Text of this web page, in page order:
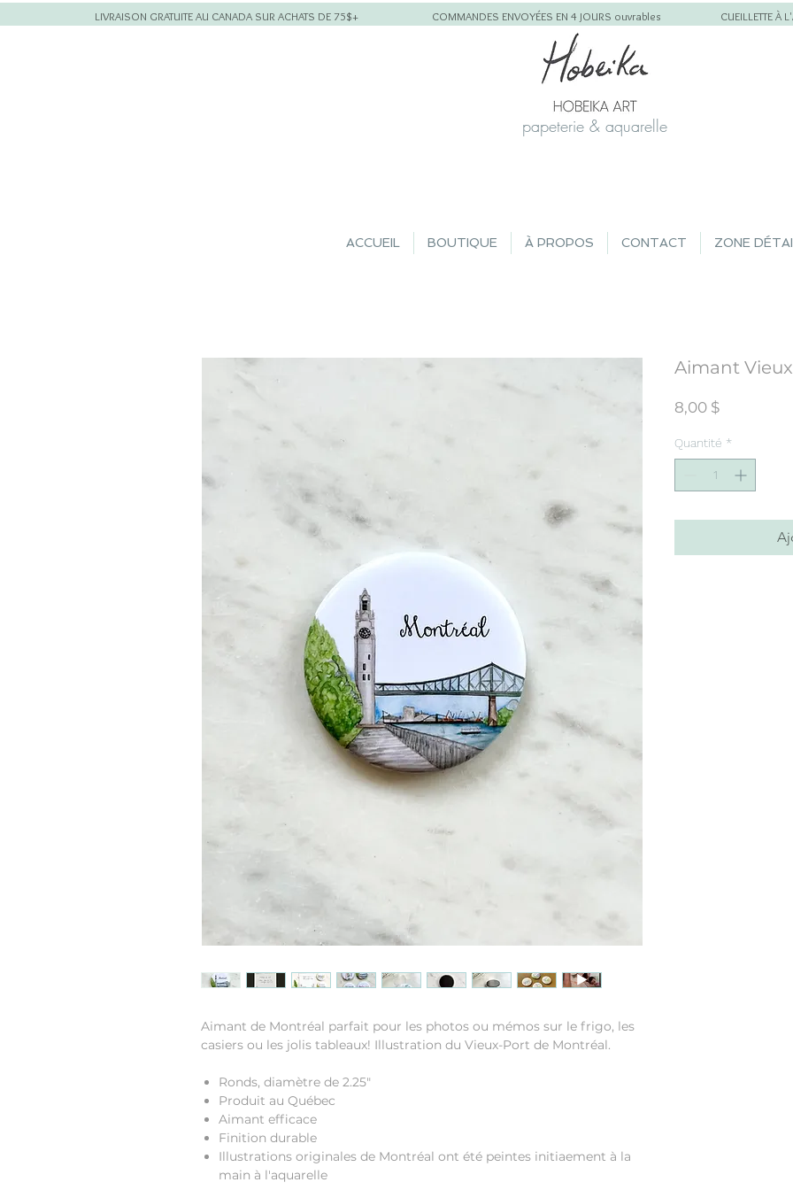
LIVRAISON GRATUITE AU CANADA SUR ACHATS DE 75$+ COMMANDES ENVOYÉES EN 4 JOURS ouvrables CUEILLETTE À
papeterie & aquarelle
ACCUEIL BOUTIQUE À PROPOS CONTACT ZONE
Aimant de Montréal parfait pour les photos ou mémos sur le frigo, les
casiers ou les jolis tableaux! Illustration du Vieux-Port de Montréal.
Ronds, diamètre de 2.25"
Produit au Québec
Aimant efficace
Finition durable
Illustrations originales de Montréal ont été peintes initiaement à la
main à l'aquarelle
Aimant
8,00 $Prix
Quantité *